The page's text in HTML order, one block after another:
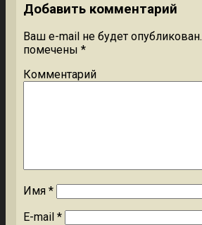
Добавить комментарий
Ваш e-mail не будет опубликован.
помечены *
Комментарий
Имя *
E-mail *